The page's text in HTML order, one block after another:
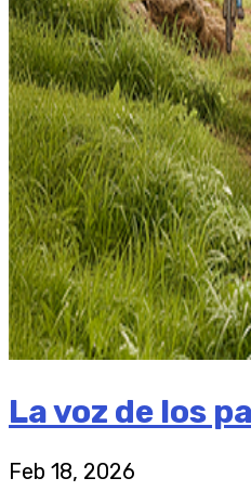
La voz de los
Feb 18, 2026